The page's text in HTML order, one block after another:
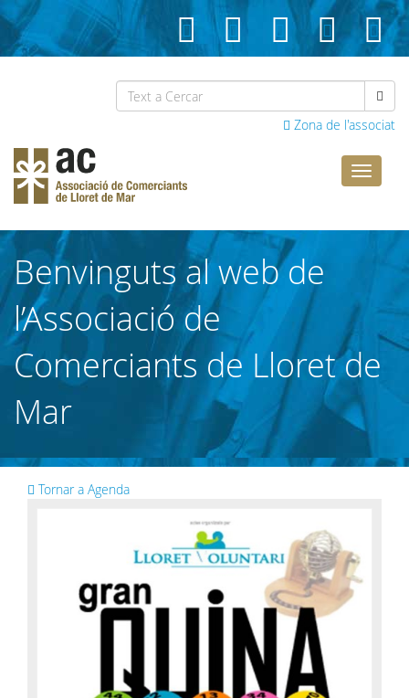
Zona de l'associat
Lloret
Benvinguts al web de
l’Associació de
Comerciants de Lloret de
Mar
Tornar a Agenda